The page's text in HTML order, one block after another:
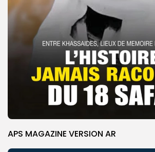
APS MAGAZINE VERSION AR